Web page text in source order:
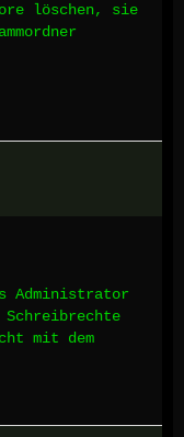
löschen, sie
Administrator
mit dem